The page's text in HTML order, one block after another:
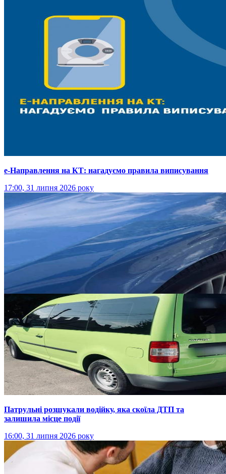
е-Направлення на КТ: нагадуємо правила виписування
17:00, 31 липня 2026 року
Патрульні розшукали водійку, яка скоїла ДТП та
залишила місце події
16:00, 31 липня 2026 року